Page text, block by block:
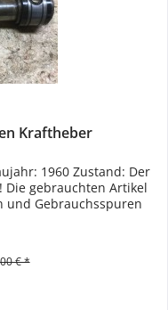
Kraftheber
1960 Zustand: Der
gebrauchten Artikel
und Gebrauchsspuren
€ *